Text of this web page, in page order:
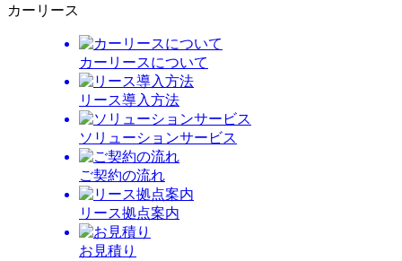
カーリース
カーリースについて
リース導入方法
ソリューションサービス
ご契約の流れ
リース拠点案内
お見積り